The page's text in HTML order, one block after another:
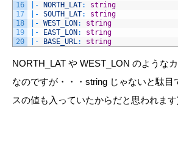
16
17
18
19
20
- NORTH_LAT:
string
- SOUTH_LAT:
string
- WEST_LON:
string
- EAST_LON:
string
- BASE_URL : string
NORTH_LAT や WEST_LON のような
なのですが・・・string じゃないと駄目
スの値も入っていたからだと思われます